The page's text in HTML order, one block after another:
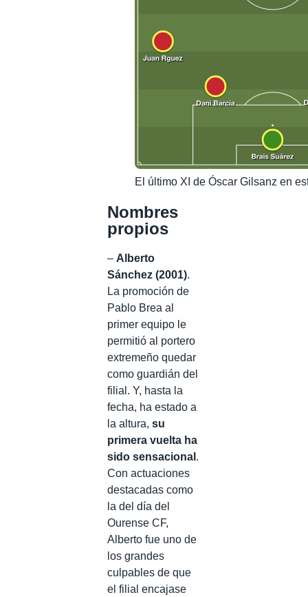
El último XI de Óscar Gilsanz en
Nombres
propios
– Alberto
Sánchez (2001).
La promoción de
Pablo Brea al
primer equipo le
permitió al portero
extremeño quedar
como guardián del
filial. Y, hasta la
fecha, ha estado a
la altura, su
primera vuelta ha
sido sensacional .
Con actuaciones
destacadas como
la del día del
Ourense CF,
Alberto fue uno de
los grandes
culpables de que
el filial encajase